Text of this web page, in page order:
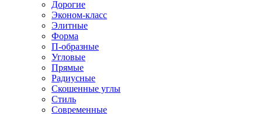
Дорогие
Эконом-класс
Элитные
Форма
П-образные
Угловые
Прямые
Радиусные
Скошенные углы
Стиль
Современные